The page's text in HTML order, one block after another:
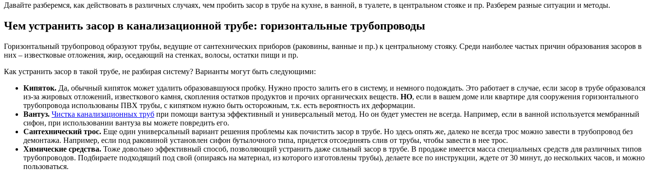
Давайте разберемся, как действовать в различных случаях, чем пробить засор в трубе на кухне, в ванной, в туалете, в центральном стояке и пр. Разберем разные ситуации и методы.
Чем устранить засор в канализационной трубе: горизонтальные трубопроводы
Горизонтальный трубопровод образуют трубы, ведущие от сантехнических приборов (раковины, ванные и пр.) к центральному стояку. Среди наиболее частых причин образования засоров в
них – известковые отложения, жир, оседающий на стенках, волосы, остатки пищи и пр.
Как устранить засор в такой трубе, не разбирая систему? Варианты могут быть следующими:
Кипяток. Да, обычный кипяток может удалить образовавшуюся пробку. Нужно просто залить его в систему, и немного подождать. Это работает в случае, если засор в трубе образовался
из-за жировых отложений, известкового камня, скопления остатков продуктов и прочих органических веществ. НО, если в вашем доме или квартире для сооружения горизонтального
трубопровода использованы ПВХ трубы, с кипятком нужно быть осторожным, т.к. есть вероятность их деформации.
Вантуз. Чистка канализационных труб при помощи вантуза эффективный и универсальный метод. Но он будет уместен не всегда. Например, если в ванной используется мембранный
сифон, при использовании вантуза вы можете повредить его.
Сантехнический трос. Еще один универсальный вариант решения проблемы как почистить засор в трубе. Но здесь опять же, далеко не всегда трос можно завести в трубопровод без
демонтажа. Например, если под раковиной установлен сифон бутылочного типа, придется отсоединять слив от трубы, чтобы завести в нее трос.
Химические средства. Тоже довольно эффективный способ, позволяющий устранить даже сильный засор в трубе. В продаже имеется масса специальных средств для различных типов
трубопроводов. Подбираете подходящий под свой (опираясь на материал, из которого изготовлены трубы), делаете все по инструкции, ждете от 30 минут, до нескольких часов, и можно
пользоваться.